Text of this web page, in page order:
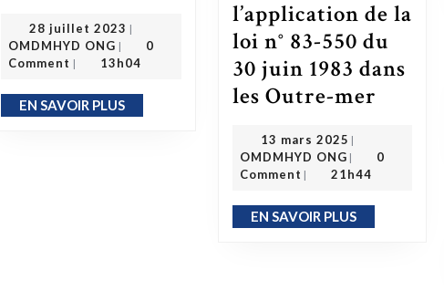
28 juillet 2023 28 juillet 2023
|
OMDMHYD ONG
OMDMHYD ONG
|
0
Comment | 13h04
EN SAVOIR PLUSEN SAVOIR PLUS
l’application de la
loi n° 83-550 du
30 juin 1983 dans
les Outre-mer
13 mars 2025 13 mars 2025
|
OMDMHYD ONG
OMDMHYD ONG
|
0
Comment | 21h44
EN SAVOIR PLUSEN SAVOIR PLUS